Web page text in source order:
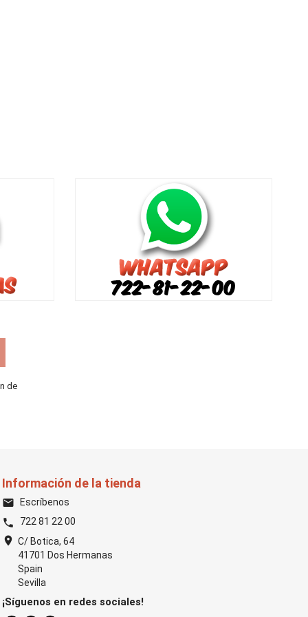
de
Información de la tienda
email Escríbenos
phone 722 81 22 00
location_on C/ Botica, 64
41701 Dos Hermanas
Spain
Sevilla
¡Síguenos en redes sociales!